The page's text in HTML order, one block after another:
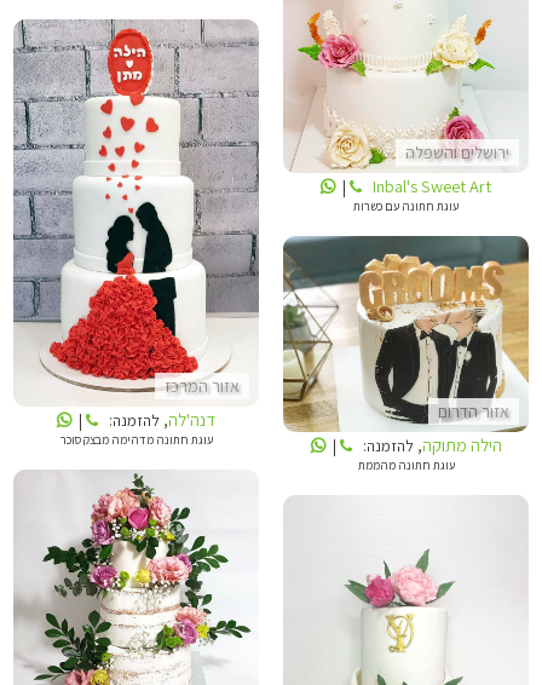
ירושלים והשפלה
Inbal's Sweet Art
|
עוגת חתונה עם כשרות
אזור המרכז
דנה'לה
דנה'לה, להזמנה: |
עוגת חתונה מדהימה מבצק סוכר
אזור הדרום
הילה מתוקה
הילה מתוקה, להזמנה: |
עוגת חתונה מהממת
INBALS CAKE ART
סטודיו DEBOGATO